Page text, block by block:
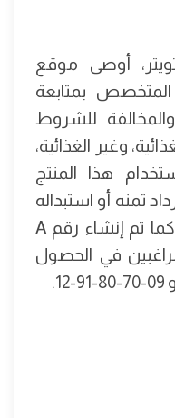
أوصى موقع
بمتابعة
للشروط
وغير الغذائية،
هذا المنتج
ثمنه أو استبداله
بحلول 20 أذار مارس 2023، كما تم إنشاء رقم A
في الحصول